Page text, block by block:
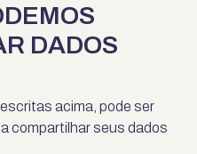
DADOS
acima, pode ser
compartilhar seus dados